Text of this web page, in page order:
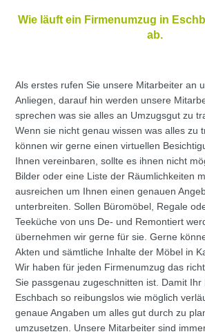
Wie läuft ein Firmenumzug in
ab.
Als erstes rufen Sie unsere Mitarbeiter an
Anliegen, darauf hin werden unsere
sprechen was sie alles an Umzugsgut zu
Wenn sie nicht genau wissen was alles zu
können wir gerne einen virtuellen
Ihnen vereinbaren, sollte es ihnen nicht
Bilder oder eine Liste der Räumlichkeiten
ausreichen um Ihnen einen genauen
unterbreiten. Sollen Büromöbel, Regale
Teeküche von uns De- und Remontiert
übernehmen wir gerne für sie. Gerne
Akten und sämtliche Inhalte der Möbel in
Wir haben für jeden Firmenumzug das
Sie passgenau zugeschnitten ist. Damit
Eschbach so reibungslos wie möglich
genaue Angaben um alles gut durch zu
umzusetzen. Unsere Mitarbeiter sind